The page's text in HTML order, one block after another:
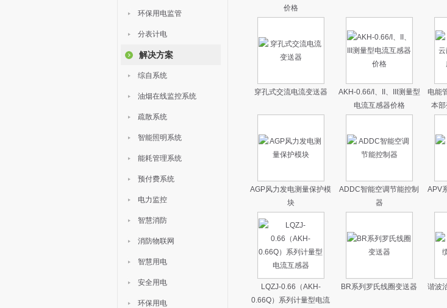
环保用电监管
分表计电
解决方案
综自系统
油烟在线监控系统
疏散系统
智能照明系统
能耗管理系统
预付费系统
电力监控
智慧消防
消防物联网
智慧用电
安全用电
环保用电
价格
穿孔式交流电流变送器
AKH-0.66/I、II、III测量型
电流互感器价格
电能
本部
AGP风力发电测量保护模
块
ADDC智能空调节能控制
器
APV
LQZJ-0.66（AKH-
0.66Q）系列计量型电流
BR系列罗氏线圈变送器
谐波